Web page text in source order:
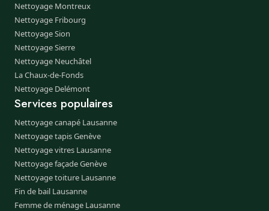
Nettoyage Montreux
Nettoyage Fribourg
Nettoyage Sion
Nettoyage Sierre
Nettoyage Neuchâtel
La Chaux-de-Fonds
Nettoyage Delémont
Services populaires
Nettoyage canapé Lausanne
Nettoyage tapis Genève
Nettoyage vitres Lausanne
Nettoyage façade Genève
Nettoyage toiture Lausanne
Fin de bail Lausanne
Femme de ménage Lausanne